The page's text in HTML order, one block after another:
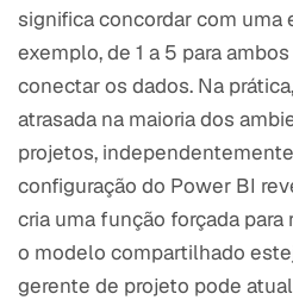
significa concordar com uma
exemplo, de 1 a 5 para
conectar os dados. Na
atrasada na maioria dos
projetos,
configuração do Power BI
cria uma função forçada
o modelo compartilhado
gerente de projeto pode